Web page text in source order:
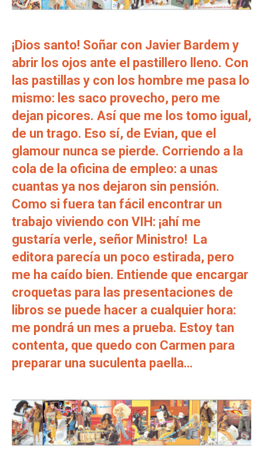
¡Dios santo! Soñar con Javier Bardem y
abrir los ojos ante el pastillero lleno. Con
las pastillas y con los hombre me pasa lo
mismo: les saco provecho, pero me
dejan picores. Así que me los tomo igual,
de un trago. Eso sí, de Evian, que el
glamour nunca se pierde. Corriendo a la
cola de la oficina de empleo: a unas
cuantas ya nos dejaron sin pensión.
Como si fuera tan fácil encontrar un
trabajo viviendo con VIH: ¡ahí me
gustaría verle, señor Ministro! La
editora parecía un poco estirada, pero
me ha caído bien. Entiende que encargar
croquetas para las presentaciones de
libros se puede hacer a cualquier hora:
me pondrá un mes a prueba. Estoy tan
contenta, que quedo con Carmen para
preparar una suculenta paella…